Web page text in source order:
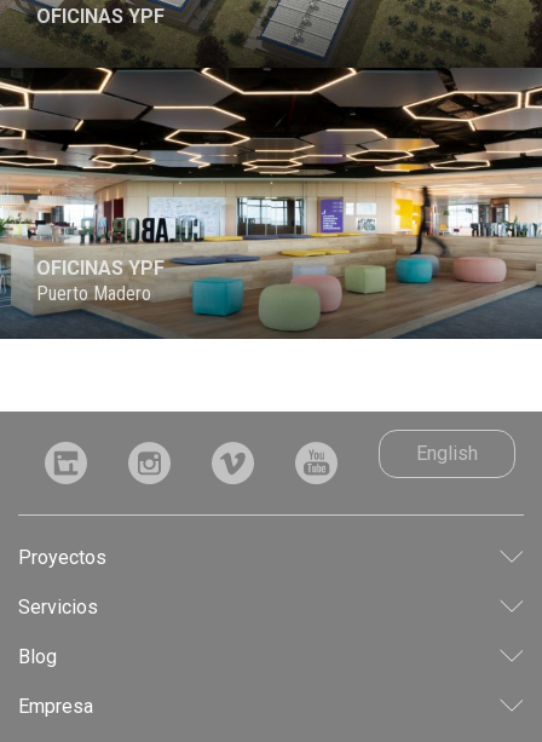
OFICINAS YPF
PROYECTO
OFICINAS YPF
Puerto Madero
English
Proyectos
LEED
CORPORATIVO
RESIDENCIAL
Servicios
CONSULTORÍA
PROYECTO
Blog
Empresa